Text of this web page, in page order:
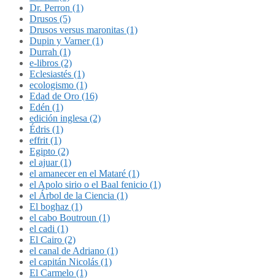
Dr. Perron (1)
Drusos (5)
Drusos versus maronitas (1)
Dupin y Varner (1)
Durrah (1)
e-libros (2)
Eclesiastés (1)
ecologismo (1)
Edad de Oro (16)
Edén (1)
edición inglesa (2)
Édris (1)
effrit (1)
Egipto (2)
el ajuar (1)
el amanecer en el Mataré (1)
el Apolo sirio o el Baal fenicio (1)
el Árbol de la Ciencia (1)
El boghaz (1)
el cabo Boutroun (1)
el cadi (1)
El Cairo (2)
el canal de Adriano (1)
el capitán Nicolás (1)
El Carmelo (1)